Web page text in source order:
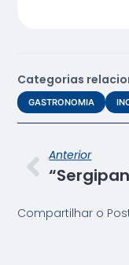
Categorias
GASTRONOMIA
Anterior
Compartilhar o